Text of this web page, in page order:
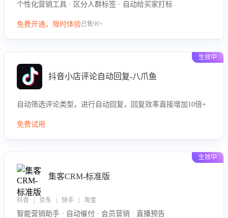
个性化营销工具 · 区分人群标签 · 自动给买家打标
免费开通，限时体验已售99+
生效中
抖音小店评论自动回复-八爪鱼
自动筛选评论类型，进行自动回复，回复效率直接增加10倍+
免费试用
生效中
集客CRM-标准版
抖音 | 京东 | 快手 | 淘宝
智能营销助手 · 自动催付 · 会员营销 · 直播预告